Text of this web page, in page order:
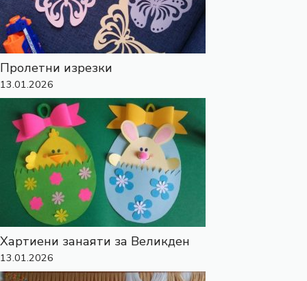
Пролетни изрезки
13.01.2026
Хартиени занаяти за Великден
13.01.2026